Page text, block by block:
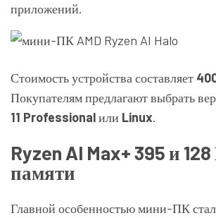
приложений.
Стоимость устройства составляет
Покупателям предлагают выбрать
11 Professionalили Linux.
Ryzen AI Max+ 395 и
памяти
Главной особенностью мини-ПК